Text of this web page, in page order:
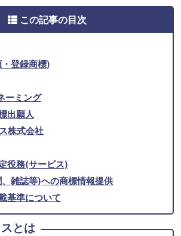
この記事の目次
登録商標)
ーミング
出願人
株式会社
役務(サービス)
雑誌等)への商標情報提供
基準について
とは